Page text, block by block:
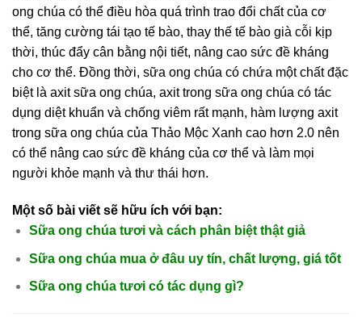
ong chúa có thể điều hòa quá trình trao đổi chất của cơ
thể, tăng cường tái tạo tế bào, thay thế tế bào già cỗi kịp
thời, thúc đẩy cân bằng nội tiết, nâng cao sức đề kháng
cho cơ thể. Đồng thời, sữa ong chúa có chứa một chất đặc
biệt là axit sữa ong chúa, axit trong sữa ong chúa có tác
dụng diệt khuẩn và chống viêm rất mạnh, hàm lượng axit
trong sữa ong chúa của Thảo Mộc Xanh cao hơn 2.0 nên
có thể nâng cao sức đề kháng của cơ thể và làm mọi
người khỏe mạnh và thư thái hơn.
Một số bài viết sẽ hữu ích với bạn:
Sữa ong chúa tươi và cách phân biệt thật giả
Sữa ong chúa mua ở đâu uy tín, chất lượng, giá tốt
Sữa ong chúa tươi có tác dụng gì?